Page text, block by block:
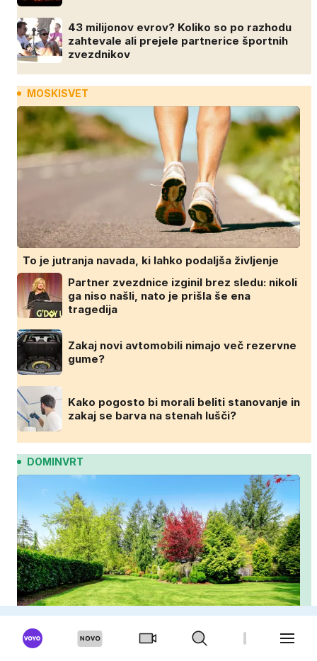
43 milijonov evrov? Koliko so po razhodu
zahtevale ali prejele partnerice športnih
zvezdnikov
MOSKISVET
To je jutranja navada, ki lahko podaljša življenje
Partner zvezdnice izginil brez sledu: nikoli
ga niso našli, nato je prišla še ena
tragedija
Zakaj novi avtomobili nimajo več rezervne
gume?
Kako pogosto bi morali beliti stanovanje in
zakaj se barva na stenah lušči?
DOMINVRT
Ali lahko poleti posejete travo? To morate
vedeti, preden se lotite nove trate